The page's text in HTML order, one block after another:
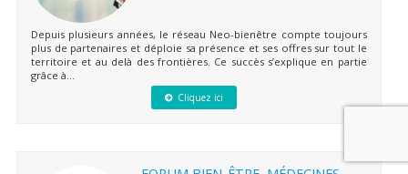
Depuis plusieurs années, le réseau Neo-bienêtre compte toujours
plus de partenaires et déploie sa présence et ses offres sur tout le
territoire et au delà des frontières. Ce succès s’explique en partie
grâce à...
Cliquez ici